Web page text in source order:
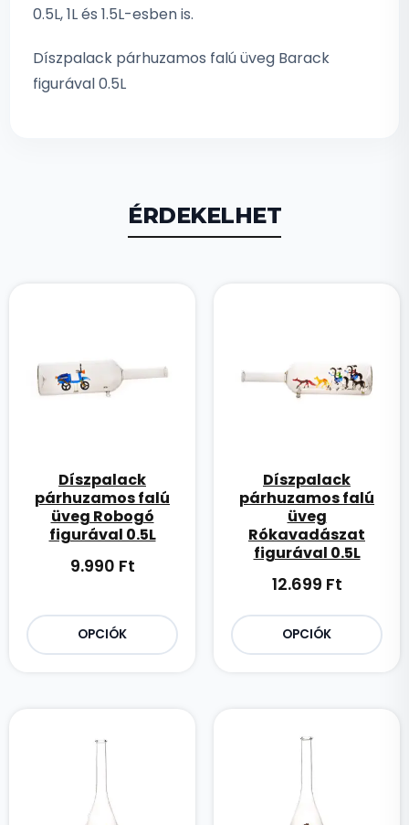
0.5L, 1L és 1.5L-esben is.
Díszpalack párhuzamos falú üveg Barack
figurával 0.5L
ÉRDEKELHET
Díszpalack
párhuzamos falú
üveg Robogó
figurával 0.5L
9.990 Ft
OPCIÓK
Díszpalack
párhuzamos falú
üveg
Rókavadászat
figurával 0.5L
12.699 Ft
OPCIÓK